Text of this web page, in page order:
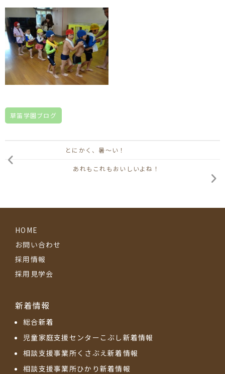
草笛学園ブログ
とにかく、暑～い！
あれもこれもおいしいよね！
HOME
お問い合わせ
採用情報
採用見学会
新着情報
総合新着
児童家庭支援センターこぶし新着情報
相談支援事業所くさぶえ新着情報
相談支援事業所ひかり新着情報